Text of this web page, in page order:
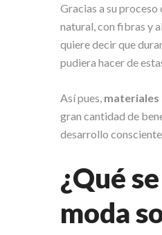
Gracias a su
natural, con fibras y
quiere decir que
pudiera hacer de
Así pues, materiales
gran cantidad de
desarrollo
¿Qué
moda